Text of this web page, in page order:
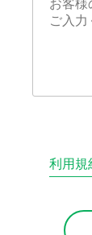
利用規